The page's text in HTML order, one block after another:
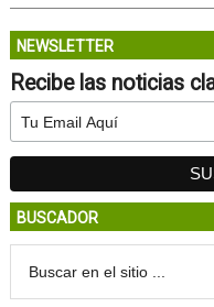
NEWSLETTER
Recibe las noticias
BUSCADOR